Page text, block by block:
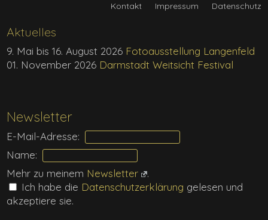
Newsletter
E-Mail-Adresse:
Name:
Mehr zu meinem Newsletter
.
Ich habe die Daten­schutz­erklärung gelesen und
akzeptiere sie.
Aktuelles
9. Mai bis 16. August 2026 Fotoausstellung Langenfeld
01. November 2026 Darmstadt Weitsicht Festival
Kontakt Impressum Datenschutz